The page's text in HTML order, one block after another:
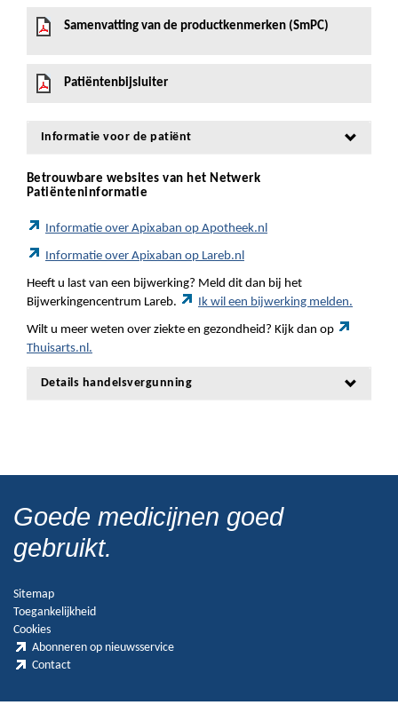
Samenvatting van de productkenmerken (SmPC)
Patiëntenbijsluiter
Informatie voor de patiënt
Betrouwbare websites van het Netwerk
Patiënteninformatie
Informatie over Apixaban op Apotheek.nl
Informatie over Apixaban op Lareb.nl
Heeft u last van een bijwerking? Meld dit dan bij het
Bijwerkingencentrum Lareb.
Ik wil een bijwerking melden.
Wilt u meer weten over ziekte en gezondheid? Kijk dan op
Thuisarts.nl.
Details handelsvergunning
Goede medicijnen goed
gebruikt.
Sitemap
Toegankelijkheid
Cookies
Abonneren op nieuwsservice
Contact